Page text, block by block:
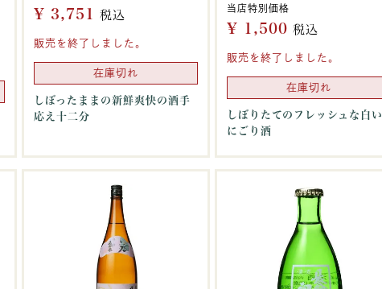
¥ 3,751 税込
販売を終了しました。
在庫切れ
しぼったままの新鮮爽快の酒手
応え十二分
当店特別価格
¥ 1,500 税込
販売を終了しました。
在庫切れ
しぼりたてのフレッシュな白い
にごり酒